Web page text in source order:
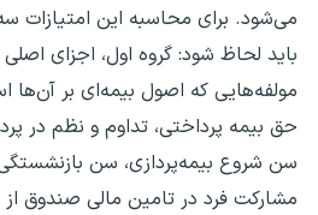
می‌شود. برای محاسبه این امتیازات
باید لحاظ شود: گروه اول، اجزای
مولفه‌هایی که اصول بیمه‌ای بر آن‌ها
حق بیمه پرداختی، تداوم و نظم در
سن شروع بیمه‌پردازی، سن
مشارکت فرد در تامین مالی صندوق